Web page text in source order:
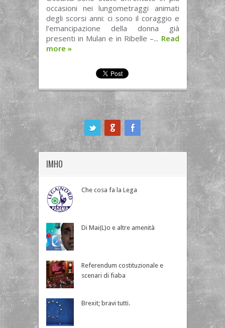
occasioni nei lungometraggi animati
degli scorsi anni: ci sono il coraggio e
l’emancipazione della donna già
presenti in Mulan e in Ribelle –... Read
more »
IMHO
Che cosa fa la Lega
Di Mai(L)o e altre amenità
Referendum costituzionale e
scenari di fiaba
Brexit; bravi tutti.